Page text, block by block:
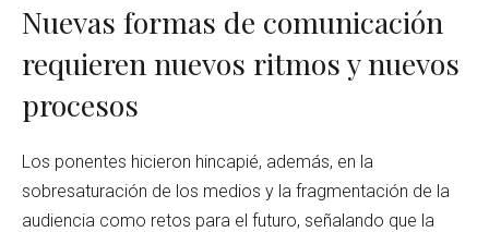
Nuevas formas de comunicación
requieren nuevos ritmos y nuevos
procesos
Los ponentes hicieron hincapié, además, en la
sobresaturación de los medios y la fragmentación de la
audiencia como retos para el futuro, señalando que la